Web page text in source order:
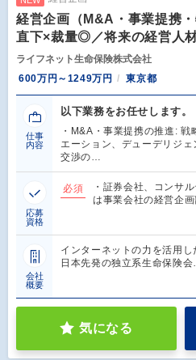
経営企画（M&A・事業提携
直下×裁量◎／将来の経営人
ライフネット生命保険株式会社
600万円～1249万円
東京都
仕事
内容
以下業務をお任せします。
・M&A・事業提携の推進:
エーション、デューデリジ
交渉の…
応募
資格
必須
・証券会社、コンサ
は事業会社の経営企
会社
概要
インターネットの力を活用し
日本先発の独立系生命保険
気になる